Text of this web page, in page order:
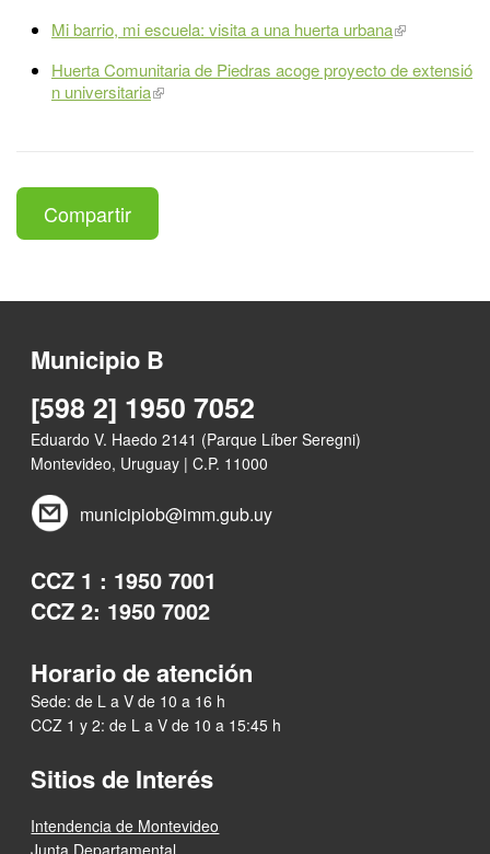
Mi barrio, mi escuela: visita a una huerta urbana
Huerta Comunitaria de Piedras acoge proyecto de extensió
n universitaria
Compartir
Municipio B
[598 2] 1950 7052
Eduardo V. Haedo 2141 (Parque Líber Seregni)
Montevideo, Uruguay | C.P. 11000
municipiob@imm.gub.uy
CCZ 1 : 1950 7001
CCZ 2: 1950 7002
Horario de atención
Sede: de L a V de 10 a 16 h
CCZ 1 y 2: de L a V de 10 a 15:45 h
Sitios de Interés
Intendencia de Montevideo
Junta Departamental